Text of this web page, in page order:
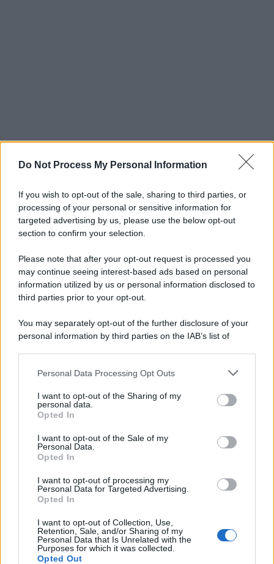
Do Not Process My Personal Information
If you wish to opt-out of the sale, sharing to third parties, or
processing of your personal or sensitive information for
targeted advertising by us, please use the below opt-out
section to confirm your selection.
Please note that after your opt-out request is processed you
may continue seeing interest-based ads based on personal
information utilized by us or personal information disclosed to
third parties prior to your opt-out.
You may separately opt-out of the further disclosure of your
personal information by third parties on the IAB’s list of
This information may also be disclosed by us to third parties
disclose it to other third parties.
Please note that this website/app uses one or more Google
services and may gather and store information including but
not limited to your visit or usage behaviour. You may click to
grant or deny consent to Google and its third-party tags to
consent section.
Personal Data Processing Opt Outs
I want to opt-out of the Sharing of my
personal data.
Opted In
I want to opt-out of the Sale of my
Personal Data.
Opted In
I want to opt-out of processing my
Personal Data for Targeted Advertising.
Opted In
I want to opt-out of Collection, Use,
Retention, Sale, and/or Sharing of my
Personal Data that Is Unrelated with the
Purposes for which it was collected.
Opted Out